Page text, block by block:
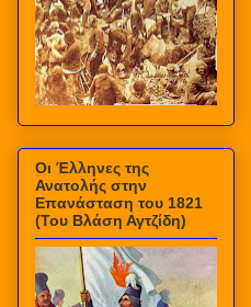
Οι Έλληνες της
Ανατολής στην
Επανάσταση του 1821
(Του Βλάση Αγτζίδη)